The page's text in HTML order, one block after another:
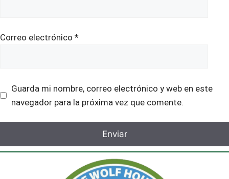
Correo electrónico *
Guarda mi nombre, correo electrónico y web en este
navegador para la próxima vez que comente.